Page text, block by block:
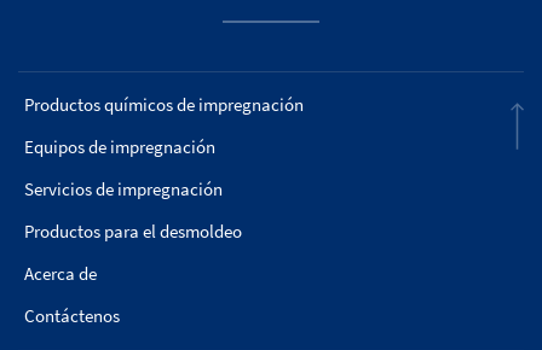
Productos químicos de impregnación
Equipos de impregnación
Servicios de impregnación
Productos para el desmoldeo
Acerca de
Contáctenos